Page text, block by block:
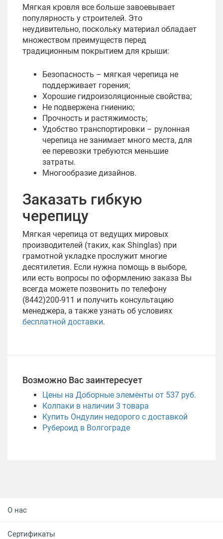
Мягкая кровля все больше завоевывает
популярность у строителей. Это
неудивительно, поскольку материал обладает
множеством преимуществ перед
традиционным покрытием для крыши:
Безопасность – мягкая черепица не
поддерживает горения;
Хорошие гидроизоляционные свойства;
Не подвержена гниению;
Прочность и растяжимость;
Удобство транспортировки – рулонная
черепица не занимает много места, для
ее перевозки требуются меньшие
затраты.
Многообразие дизайнов.
Заказать гибкую
черепицу
Мягкая черепица от ведущих мировых
производителей (таких, как Shinglas) при
грамотной укладке прослужит многие
десятилетия. Если нужна помощь в выборе,
или есть вопросы по оформлению заказа Вы
всегда можете позвонить по телефону
(8442)200-911 и получить консультацию
менеджера, а также узнать об условиях
бесплатной доставки.
Возможно Вас заинтересует
Цены на Доборные элементы от 537 руб.
Колпаки в наличии 3 товара
Купить Ондулин недорого с доставкой
Рубероид в Волгограде
О нас
Сертификаты